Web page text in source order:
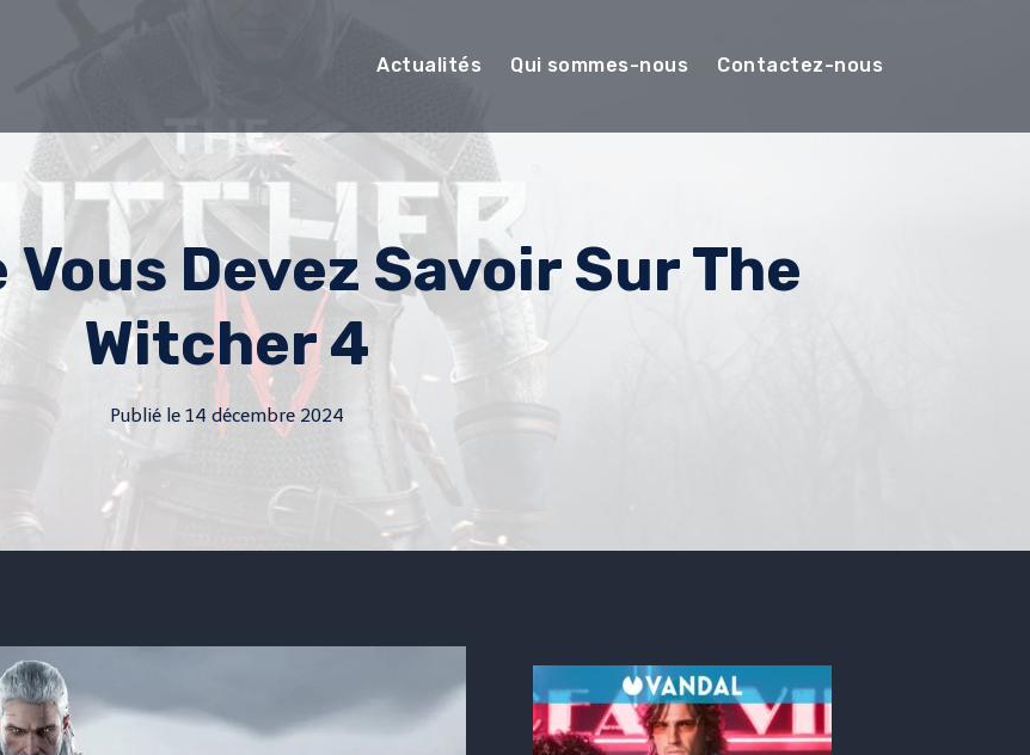
Actualités Qui sommes-nous Contactez-nous
Vous Devez Savoir Sur The
Witcher 4
Publié le 14 décembre 2024